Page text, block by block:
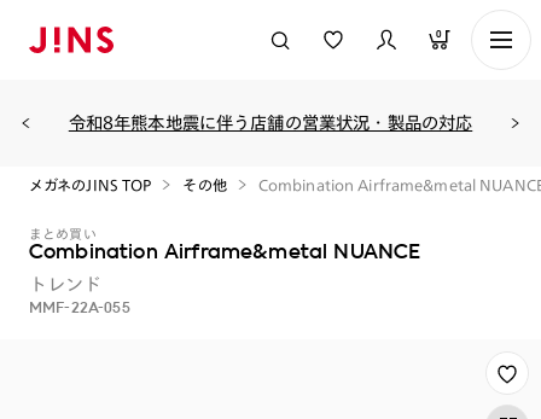
0
令和8年熊本地震に伴う店舗の営業状況・製品の対応
メガネのJINS TOP その他 Combination Airframe&metal
まとめ買い
Combination Airframe&metal NUANCE
トレンド
MMF-22A-055